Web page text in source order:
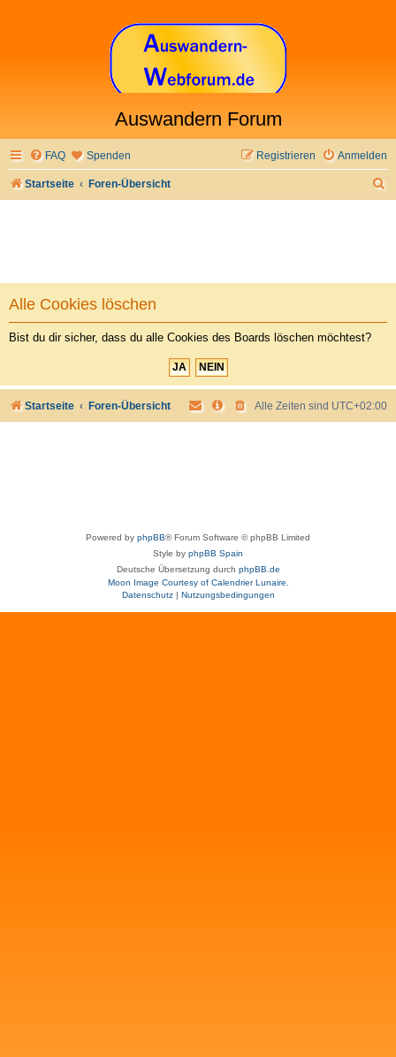
Auswandern Forum
FAQ Spenden Anmelden
Registrieren
Startseite Foren-Übersicht
Alle Cookies löschen
Bist du dir sicher, dass du alle Cookies des Boards löschen möchtest?
Startseite Foren-Übersicht Alle Zeiten sind UTC+02:00
Powered by phpBB® Forum Software © phpBB Limited
Style by phpBB Spain
Deutsche Übersetzung durch phpBB.de
Moon Image Courtesy of Calendrier Lunaire.
Datenschutz| Nutzungsbedingungen